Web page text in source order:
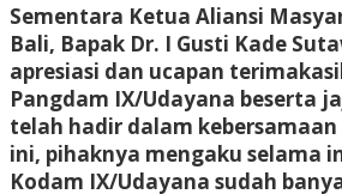
Sementara Ketua Aliansi
Bali, Bapak Dr. I Gusti Kade
apresiasi dan ucapan
Pangdam IX/Udayana beserta
telah hadir dalam
ini, pihaknya mengaku selama
Kodam IX/Udayana sudah